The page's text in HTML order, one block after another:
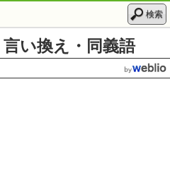
検索
い換え・同義語